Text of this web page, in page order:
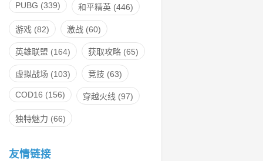
PUBG (339) 和平精英 (446)
游戏 (82) 激战 (60)
英雄联盟 (164) 获取攻略 (65)
虚拟战场 (103) 竞技 (63)
COD16 (156) 穿越火线 (97)
独特魅力 (66)
友情链接